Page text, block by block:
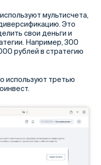
мультисчета,
Это
свои деньги и
Например, 300
рублей в стратегию
используют третью